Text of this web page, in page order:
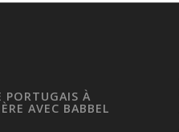
PORTUGAIS À
AVEC BABBEL